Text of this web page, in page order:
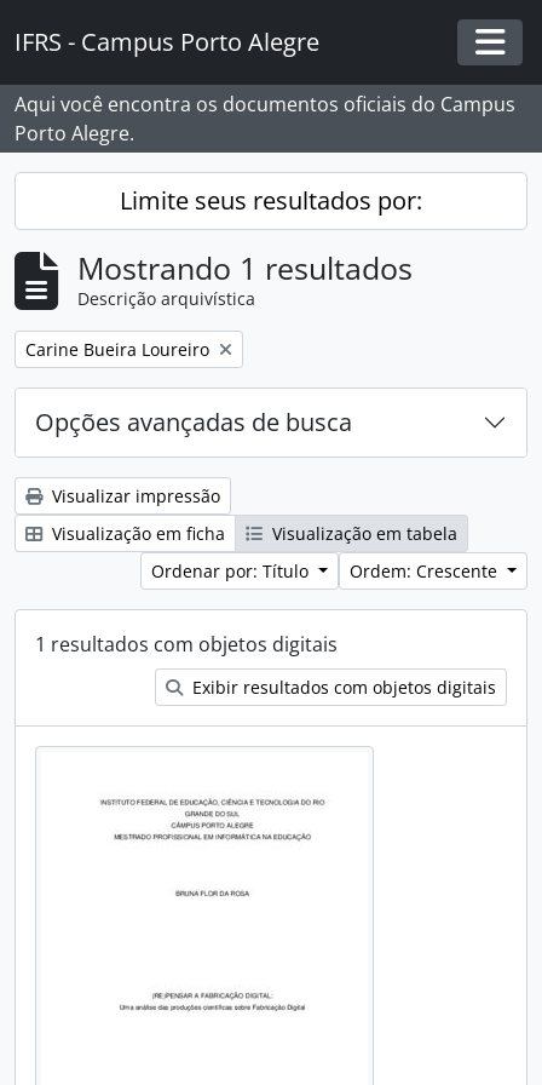
IFRS - Campus Porto Alegre
Aqui você encontra os documentos oficiais do Campus
Porto Alegre.
Limite seus resultados por:
Mostrando 1 resultados
Descrição arquivística
Remover filtro:
Carine Bueira Loureiro
Opções avançadas de busca
Visualizar impressão
Visualização em ficha
Visualização em tabela
Ordenar por: Título
Ordem: Crescente
1 resultados com objetos digitais
Exibir resultados com objetos digitais